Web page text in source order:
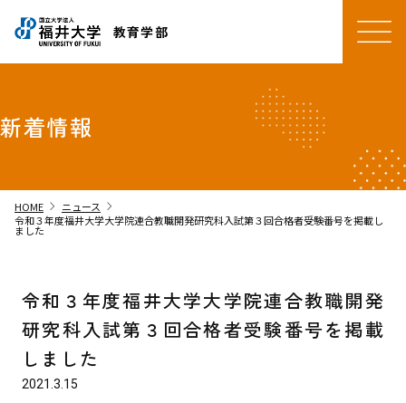
教育学部
新着情報
HOME chevron_right ニュース chevron_right
令和３年度福井大学大学院連合教職開発研究科入試第３回合格者受験番号を掲載し
ました
令和３年度福井大学大学院連合教職開発
研究科入試第３回合格者受験番号を掲載
しました
2021.3.15